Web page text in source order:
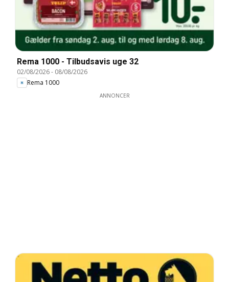
Rema 1000 - Tilbudsavis uge 32
02/08/2026- 08/08/2026
Rema 1000
ANNONCER